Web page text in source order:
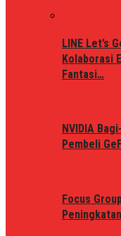
LINE Let’s
Kolaborasi
Fantasi…
NVIDIA
Pembeli
Focus